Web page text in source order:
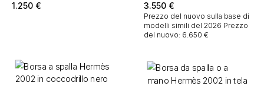
1.250 € 3.550 €
Prezzo del nuovo sulla base di
modelli simili del 2026 Prezzo
del nuovo: 6.650 €